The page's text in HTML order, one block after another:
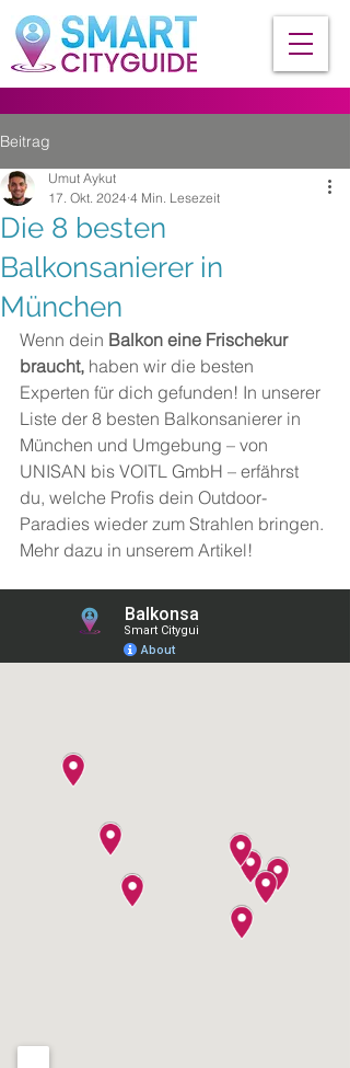
Beitrag
Die 8 besten
Balkonsanierer in
München
Umut Aykut
17. Okt. 2024 4 Min. Lesezeit
Wenn dein Balkon eine Frischekur
braucht, haben wir die besten
Experten für dich gefunden! In unserer
Liste der 8 besten Balkonsanierer in
München und Umgebung – von
UNISAN bis VOITL GmbH – erfährst
du, welche Profis dein Outdoor-
Paradies wieder zum Strahlen bringen.
Mehr dazu in unserem Artikel!